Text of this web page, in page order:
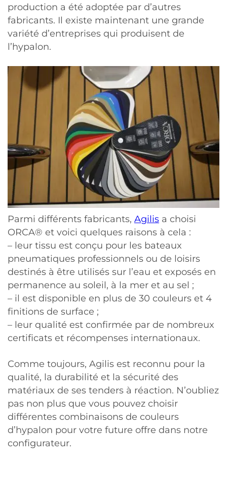
production a été adoptée par d’autres
fabricants. Il existe maintenant une grande
variété d’entreprises qui produisent de
l’hypalon.
Parmi différents fabricants, Agilis a choisi
ORCA® et voici quelques raisons à cela :
– leur tissu est conçu pour les bateaux
pneumatiques professionnels ou de loisirs
destinés à être utilisés sur l’eau et exposés en
permanence au soleil, à la mer et au sel ;
– il est disponible en plus de 30 couleurs et 4
finitions de surface ;
– leur qualité est confirmée par de nombreux
certificats et récompenses internationaux.
Comme toujours, Agilis est reconnu pour la
qualité, la durabilité et la sécurité des
matériaux de ses tenders à réaction. N’oubliez
pas non plus que vous pouvez choisir
différentes combinaisons de couleurs
d’hypalon pour votre future offre dans notre
configurateur.